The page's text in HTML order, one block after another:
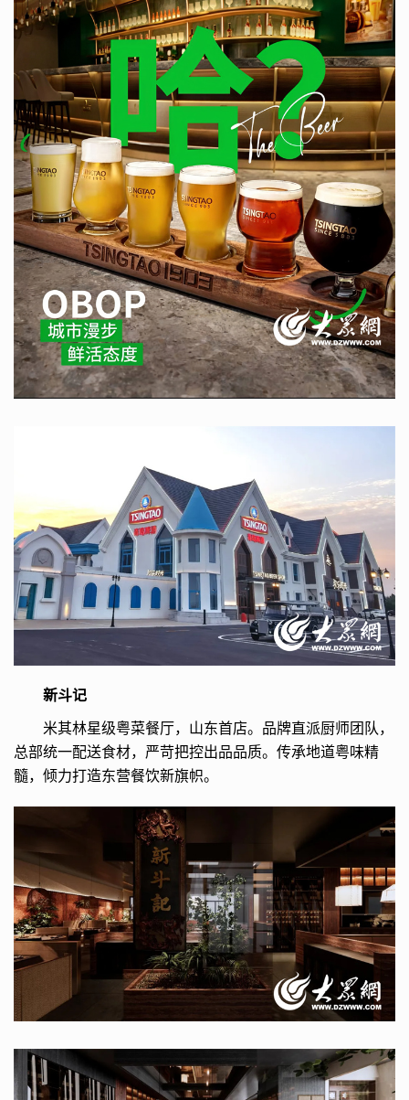
新斗记
米其林星级粤菜餐厅，山东首店。品牌直派厨师团队，
总部统一配送食材，严苛把控出品品质。传承地道粤味精
髓，倾力打造东营餐饮新旗帜。